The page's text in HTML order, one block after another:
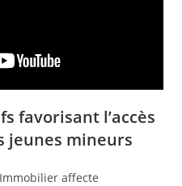
favorisant l’accès
jeunes mineurs
affecte